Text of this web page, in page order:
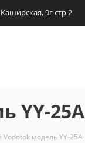
9г стр 2
YY-25А
модель YY-25А